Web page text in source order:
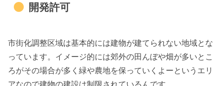
開発許可
市街化調整区域は基本的には建物が建てられない地域とな
っています。イメージ的には郊外の田んぼや畑が多いとこ
ろがその場合が多く緑や農地を保っていくよーというエリ
アなので建物の建設は制限されているんです。